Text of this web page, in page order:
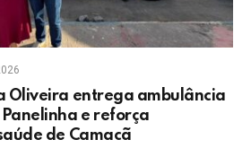
Oliveira entrega ambulância
e reforça
de Camacã